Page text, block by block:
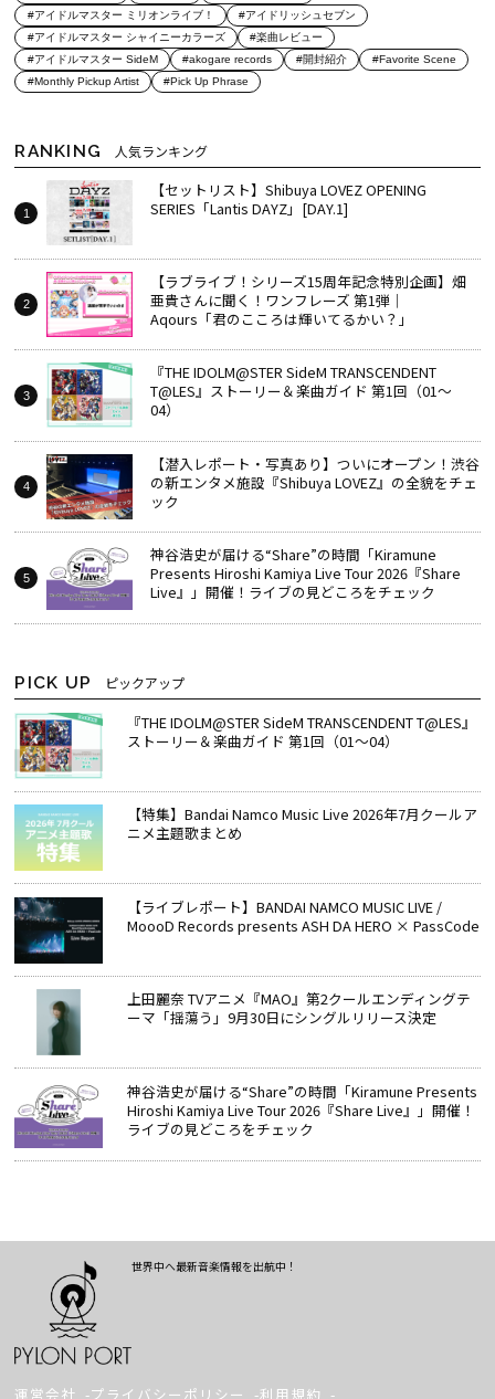
#アイドルマスター ミリオンライブ！
#アイドリッシュセブン
#アイドルマスター シャイニーカラーズ
#楽曲レビュー
#アイドルマスター SideM
#akogare records #開封紹介
#Favorite Scene
#Monthly Pickup Artist
#Pick Up Phrase
RANKING 人気ランキング
【セットリスト】Shibuya LOVEZ OPENING
SERIES「Lantis DAYZ」[DAY.1]
【ラブライブ！シリーズ15周年記念特別企画】畑
亜貴さんに聞く！ワンフレーズ 第1弾｜
Aqours「君のこころは輝いてるかい？」
『THE IDOLM@STER SideM TRANSCENDENT
T@LES』ストーリー＆楽曲ガイド 第1回（01～
04）
【潜入レポート・写真あり】ついにオープン！渋谷
の新エンタメ施設『Shibuya LOVEZ』の全貌をチェ
ック
神谷浩史が届ける“Share”の時間――「Kiramune
Presents Hiroshi Kamiya Live Tour 2026『Share
Live』」開催！ライブの見どころをチェック
PICK UP ピックアップ
『THE IDOLM@STER SideM TRANSCENDENT T@LES』
ストーリー＆楽曲ガイド 第1回（01～04）
【特集】Bandai Namco Music Live 2026年7月クールア
ニメ主題歌まとめ
【ライブレポート】BANDAI NAMCO MUSIC LIVE /
MoooD Records presents ASH DA HERO × PassCode
上田麗奈 TVアニメ『MAO』第2クールエンディングテ
ーマ「揺蕩う」9月30日にシングルリリース決定
神谷浩史が届ける“Share”の時間――「Kiramune Presents
Hiroshi Kamiya Live Tour 2026『Share Live』」開催！
ライブの見どころをチェック
世界中へ最新音楽情報を出航中！
運営会社 プライバシーポリシー 利用規約